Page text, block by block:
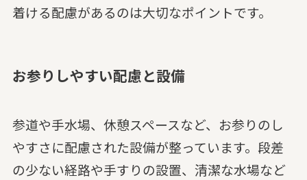
着ける配慮があるのは大切なポイントです。
お参りしやすい配慮と設備
参道や手水場、休憩スペースなど、お参りのし
やすさに配慮された設備が整っています。段差
の少ない経路や手すりの設置、清潔な水場など